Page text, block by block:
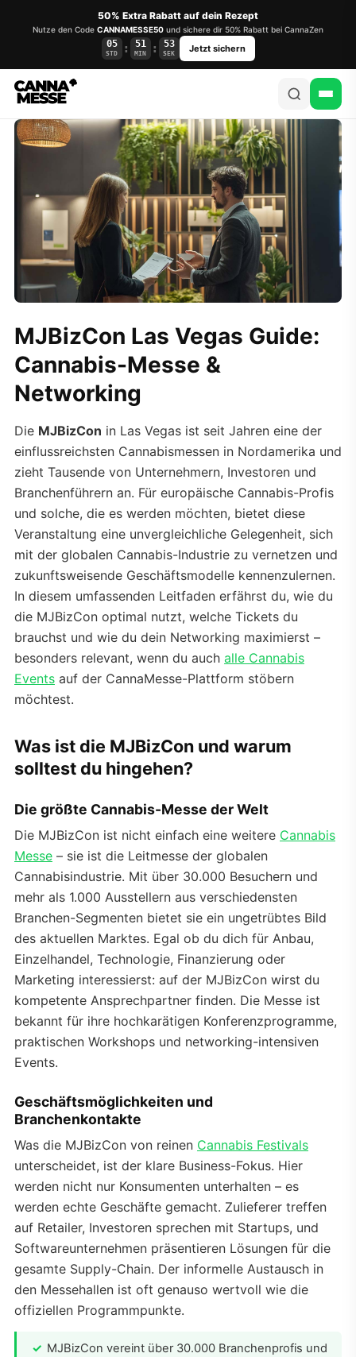
50% Extra Rabatt auf dein Rezept
Nutze den Code CANNAMESSE50 und sichere dir 50% Rabatt bei CannaZen
05
STD : 51
MIN : 52
SEK Jetzt sichern
MJBizCon Las Vegas Guide:
Cannabis-Messe &
Networking
Die MJBizCon in Las Vegas ist seit Jahren eine der
einflussreichsten Cannabismessen in Nordamerika und
zieht Tausende von Unternehmern, Investoren und
Branchenführern an. Für europäische Cannabis-Profis
und solche, die es werden möchten, bietet diese
Veranstaltung eine unvergleichliche Gelegenheit, sich
mit der globalen Cannabis-Industrie zu vernetzen und
zukunftsweisende Geschäftsmodelle kennenzulernen.
In diesem umfassenden Leitfaden erfährst du, wie du
die MJBizCon optimal nutzt, welche Tickets du
brauchst und wie du dein Networking maximierst –
besonders relevant, wenn du auch alle Cannabis
Events auf der CannaMesse-Plattform stöbern
möchtest.
Was ist die MJBizCon und warum
solltest du hingehen?
Die größte Cannabis-Messe der Welt
Die MJBizCon ist nicht einfach eine weitere Cannabis
Messe – sie ist die Leitmesse der globalen
Cannabisindustrie. Mit über 30.000 Besuchern und
mehr als 1.000 Ausstellern aus verschiedensten
Branchen-Segmenten bietet sie ein ungetrübtes Bild
des aktuellen Marktes. Egal ob du dich für Anbau,
Einzelhandel, Technologie, Finanzierung oder
Marketing interessierst: auf der MJBizCon wirst du
kompetente Ansprechpartner finden. Die Messe ist
bekannt für ihre hochkarätigen Konferenzprogramme,
praktischen Workshops und networking-intensiven
Events.
Geschäftsmöglichkeiten und
Branchenkontakte
Was die MJBizCon von reinen Cannabis Festivals
unterscheidet, ist der klare Business-Fokus. Hier
werden nicht nur Konsumenten unterhalten – es
werden echte Geschäfte gemacht. Zulieferer treffen
auf Retailer, Investoren sprechen mit Startups, und
Softwareunternehmen präsentieren Lösungen für die
gesamte Supply-Chain. Der informelle Austausch in
den Messehallen ist oft genauso wertvoll wie die
offiziellen Programmpunkte.
MJBizCon vereint über 30.000 Branchenprofis und